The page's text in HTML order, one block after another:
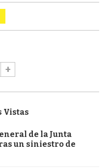
Vistas
de la Junta
un siniestro de